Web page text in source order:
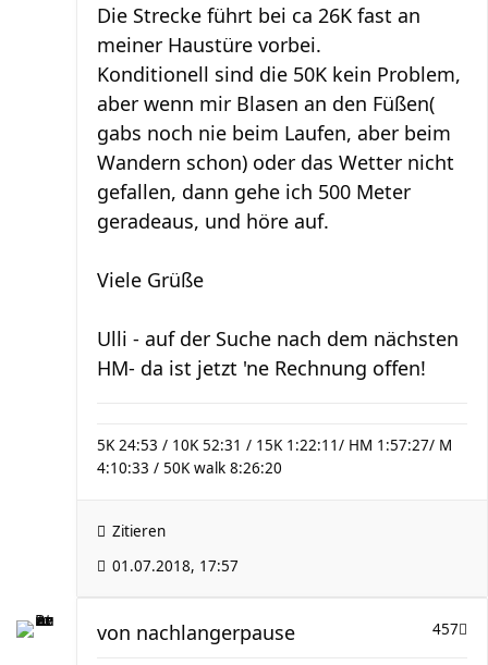
Die Strecke führt bei ca 26K fast an
meiner Haustüre vorbei.
Konditionell sind die 50K kein Problem,
aber wenn mir Blasen an den Füßen(
gabs noch nie beim Laufen, aber beim
Wandern schon) oder das Wetter nicht
gefallen, dann gehe ich 500 Meter
geradeaus, und höre auf.
Viele Grüße
Ulli - auf der Suche nach dem nächsten
HM- da ist jetzt 'ne Rechnung offen!
5K 24:53 / 10K 52:31 / 15K 1:22:11/ HM 1:57:27/ M
4:10:33 / 50K walk 8:26:20
Zitieren
01.07.2018, 17:57
457
von nachlangerpause